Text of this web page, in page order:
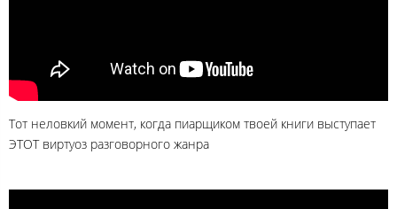
Тот неловкий момент, когда пиарщиком твоей книги выступает
ЭТОТ виртуоз разговорного жанра